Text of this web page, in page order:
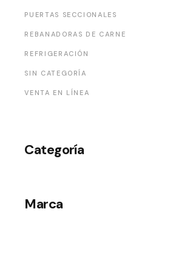
PUERTAS SECCIONALES
REBANADORAS DE CARNE
REFRIGERACIÓN
SIN CATEGORÍA
VENTA EN LÍNEA
Categoría
Marca